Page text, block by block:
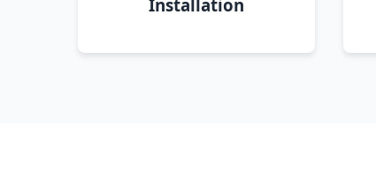
Installation